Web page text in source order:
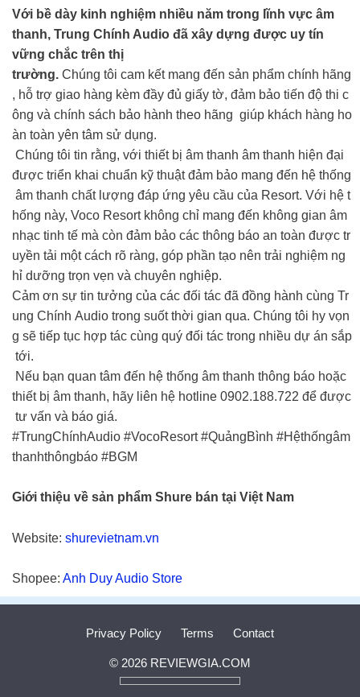
Với bề dày kinh nghiệm nhiều năm trong lĩnh vực âm
thanh, Trung Chính Audio đã xây dựng được uy tín
vững chắc trên thị
trường. Chúng tôi cam kết mang đến sản phẩm chính hãng
, hỗ trợ giao hàng kèm đầy đủ giấy tờ, đảm bảo tiến độ thi c
ông và chính sách bảo hành theo hãng giúp khách hàng ho
àn toàn yên tâm sử dụng.
Chúng tôi tin rằng, với thiết bị âm thanh âm thanh hiện đại
được triển khai chuẩn kỹ thuật đảm bảo mang đến hệ thống
âm thanh chất lượng đáp ứng yêu cầu của Resort. Với hệ t
hống này, Voco Resort không chỉ mang đến không gian âm
nhạc tinh tế mà còn đảm bảo các thông báo an toàn được tr
uyền tải một cách rõ ràng, góp phần tạo nên trải nghiệm ng
hỉ dưỡng trọn vẹn và chuyên nghiệp.
Cảm ơn sự tin tưởng của các đối tác đã đồng hành cùng Tr
ung Chính Audio trong suốt thời gian qua. Chúng tôi hy vọn
g sẽ tiếp tục hợp tác cùng quý đối tác trong nhiều dự án sắp
tới.
Nếu bạn quan tâm đến hệ thống âm thanh thông báo hoặc
thiết bị âm thanh, hãy liên hệ hotline 0902.188.722 để được
tư vấn và báo giá.
#TrungChínhAudio #VocoResort #QuảngBình #Hệthốngâm
thanhthôngbáo #BGM
Giới thiệu về sản phẩm Shure bán tại Việt Nam
Website: shurevietnam.vn
Shopee: Anh Duy Audio Store
Privacy Policy Terms Contact
© 2026 REVIEWGIA.COM